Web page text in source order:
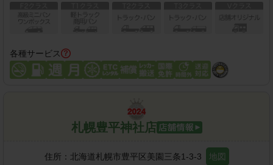
各種サービス
札幌豊平神社店
住所： 北海道札幌市豊平区美園三条1-3-3 地図